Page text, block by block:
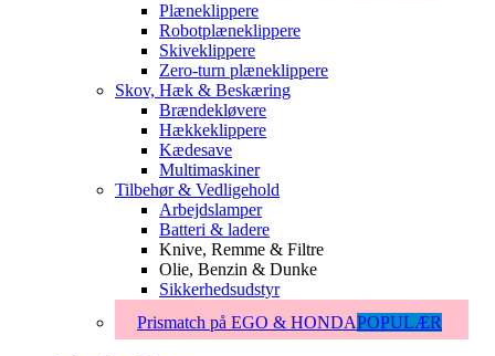
Plæneklippere
Robotplæneklippere
Skiveklippere
Zero-turn plæneklippere
Skov, Hæk & Beskæring
Brændekløvere
Hækkeklippere
Kædesave
Multimaskiner
Tilbehør & Vedligehold
Arbejdslamper
Batteri & ladere
Knive, Remme & Filtre
Olie, Benzin & Dunke
Sikkerhedsudstyr
Prismatch på EGO & HONDAPOPULÆR